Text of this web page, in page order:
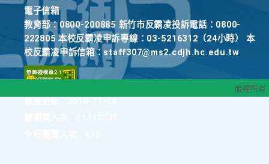
電子信箱
教育部：0800-200885 新竹市反霸凌投訴電話：0800-
222805 本校反霸凌申訴專線：03-5216312（24小時） 本
校反霸凌申訴信箱：staff307@ms2.cdjh.hc.edu.tw
版權所有